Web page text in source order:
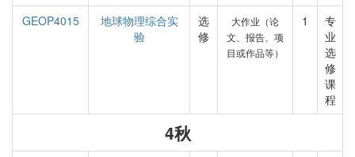
GEOP4015
地球物理综合实
验
选
修
大作业（论
文、报告、项
目或作品等）
1
专
业
选
修
课
程
4秋